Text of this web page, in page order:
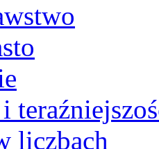
liczbach